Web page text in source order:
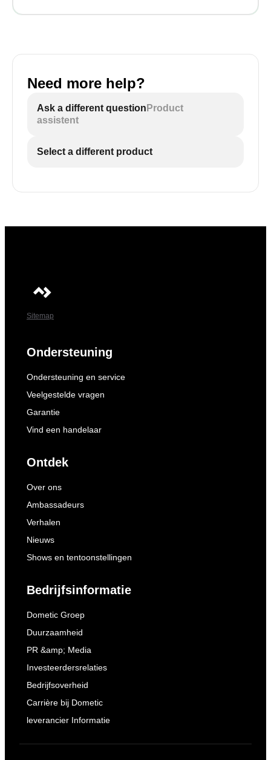
Need more help?
Ask a different question Product
assistent
Select a different product
Sitemap
Ondersteuning
Ondersteuning en service
Veelgestelde vragen
Garantie
Vind een handelaar
Ontdek
Over ons
Ambassadeurs
Verhalen
Nieuws
Shows en tentoonstellingen
Bedrijfsinformatie
Dometic Groep
Duurzaamheid
PR &amp; Media
Investeerdersrelaties
Bedrijfsoverheid
Carrière bij Dometic
leverancier Informatie